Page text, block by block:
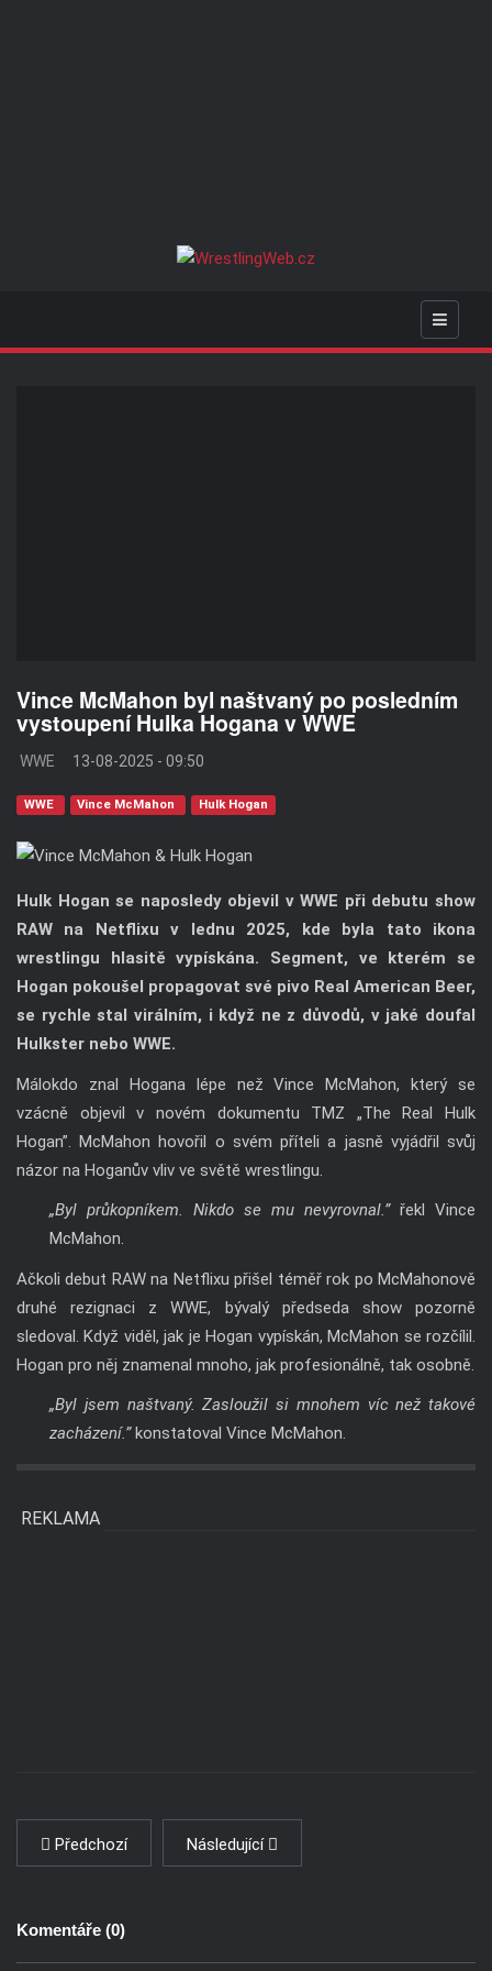
Vince McMahon byl naštvaný po posledním
vystoupení Hulka Hogana v WWE
WWE 13-08-2025 - 09:50
WWE Vince McMahon Hulk Hogan
Hulk Hogan se naposledy objevil v WWE při debutu show
RAW na Netflixu v lednu 2025, kde byla tato ikona
wrestlingu hlasitě vypískána. Segment, ve kterém se
Hogan pokoušel propagovat své pivo Real American Beer,
se rychle stal virálním, i když ne z důvodů, v jaké doufal
Hulkster nebo WWE.
Málokdo znal Hogana lépe než Vince McMahon, který se
vzácně objevil v novém dokumentu TMZ „The Real Hulk
Hogan”. McMahon hovořil o svém příteli a jasně vyjádřil svůj
názor na Hoganův vliv ve světě wrestlingu.
„Byl průkopníkem. Nikdo se mu nevyrovnal.”řekl Vince
McMahon.
Ačkoli debut RAW na Netflixu přišel téměř rok po McMahonově
druhé rezignaci z WWE, bývalý předseda show pozorně
sledoval. Když viděl, jak je Hogan vypískán, McMahon se rozčílil.
Hogan pro něj znamenal mnoho, jak profesionálně, tak osobně.
„Byl jsem naštvaný. Zasloužil si mnohem víc než takové
zacházení.”konstatoval Vince McMahon.
REKLAMA
Předchozí Následující
Komentáře (0)